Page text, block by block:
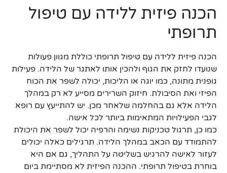
הכנה פיזית ללידה עם טיפול
תרופתי
הכנה פיזית ללידה עם טיפול תרופתי כוללת מגוון פעולות
שנועדו לחזק את הגוף ולהכין אותו לאתגר של הלידה. פעילות
גופנית מתונה, כמו יוגה או הליכות, יכולה לשפר את הכוח
הפיזי ואת הסיבולת. חיזוק השרירים מסייע לא רק במהלך
הלידה אלא גם בהחלמה שלאחר מכן. יש להתייעץ עם רופא
לגבי הפעילויות המתאימות ביותר לכל אישה.
כמו כן, תרגול טכניקות נשימה והרפיה יכול לשפר את היכולת
להתמודד עם הכאב במהלך הלידה. תרגילים כאלה יכולים
לעזור לאישה להרגיש בשליטה על התהליך, גם אם היא
בוחרת בטיפול תרופתי. ההכנה הפיזית לא מסתיימת ביום